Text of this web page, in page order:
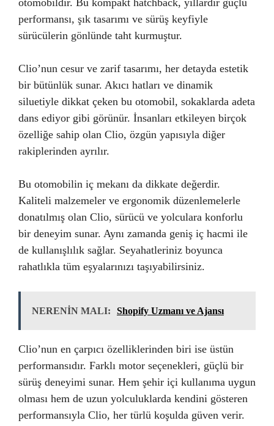
otomobildir. Bu kompakt hatchback, yıllardır güçlü
performansı, şık tasarımı ve sürüş keyfiyle
sürücülerin gönlünde taht kurmuştur.
Clio’nun cesur ve zarif tasarımı, her detayda estetik
bir bütünlük sunar. Akıcı hatları ve dinamik
siluetiyle dikkat çeken bu otomobil, sokaklarda adeta
dans ediyor gibi görünür. İnsanları etkileyen birçok
özelliğe sahip olan Clio, özgün yapısıyla diğer
rakiplerinden ayrılır.
Bu otomobilin iç mekanı da dikkate değerdir.
Kaliteli malzemeler ve ergonomik düzenlemelerle
donatılmış olan Clio, sürücü ve yolculara konforlu
bir deneyim sunar. Aynı zamanda geniş iç hacmi ile
de kullanışlılık sağlar. Seyahatleriniz boyunca
rahatlıkla tüm eşyalarınızı taşıyabilirsiniz.
NERENİN MALI: Shopify Uzmanı ve Ajansı
Clio’nun en çarpıcı özelliklerinden biri ise üstün
performansıdır. Farklı motor seçenekleri, güçlü bir
sürüş deneyimi sunar. Hem şehir içi kullanıma uygun
olması hem de uzun yolculuklarda kendini gösteren
performansıyla Clio, her türlü koşulda güven verir.